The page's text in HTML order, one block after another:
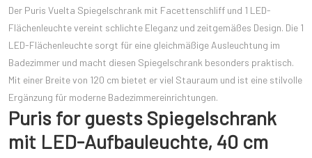
Der Puris Vuelta Spiegelschrank mit Facettenschliff und 1 LED-
Flächenleuchte vereint schlichte Eleganz und zeitgemäßes Design. Die 1
LED-Flächenleuchte sorgt für eine gleichmäßige Ausleuchtung im
Badezimmer und macht diesen Spiegelschrank besonders praktisch.
Mit einer Breite von 120 cm bietet er viel Stauraum und ist eine stilvolle
Ergänzung für moderne Badezimmereinrichtungen.
Puris for guests Spiegelschrank
mit LED-Aufbauleuchte, 40 cm